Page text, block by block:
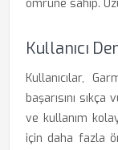
ömrüne sahip.
Kullanıcı
Kullanıcılar,
başarısını
ve kullanım
için daha fazla